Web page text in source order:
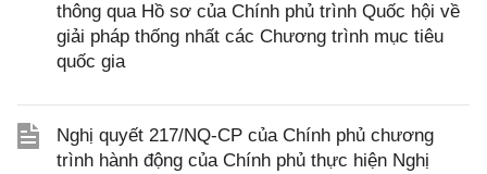
thông qua Hồ sơ của Chính phủ trình Quốc hội về
giải pháp thống nhất các Chương trình mục tiêu
quốc gia
Nghị quyết 217/NQ-CP của Chính phủ chương
trình hành động của Chính phủ thực hiện Nghị